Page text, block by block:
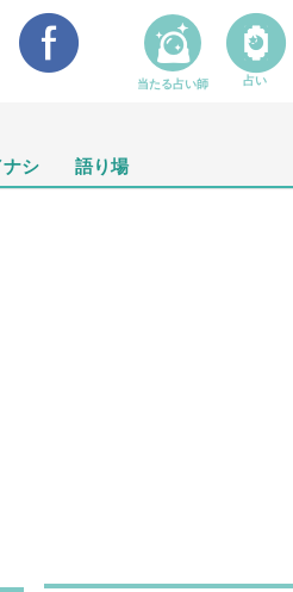
ナシ 語り場
当たる占い師 占い